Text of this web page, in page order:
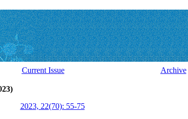
Current Issue Archive
2023, 22(70): 55-75